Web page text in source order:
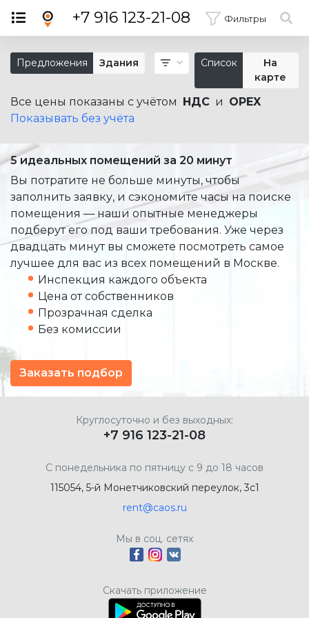
+7 916 123-21-08 Фильтры
×
Предложения Здания Список
На
карте
Все цены показаны с учётом НДС и OPEX
Показывать без учёта
5 идеальных помещений за 20 минут
Вы потратите не больше минуты, чтобы
заполнить заявку, и сэкономите часы на поиске
помещения — наши опытные менеджеры
подберут его под ваши требования. Уже через
двадцать минут вы сможете посмотреть самое
лучшее для вас из всех помещений в Москве.
Инспекция каждого объекта
Цена от собственников
Прозрачная сделка
Без комиссии
Заказать подбор
Круглосуточно и без выходных:
+7 916 123-21-08
С понедельника по пятницу с 9 до 18 часов
115054, 5-й Монетчиковский переулок, 3с1
rent@caos.ru
Мы в соц. сетях
Скачать приложение